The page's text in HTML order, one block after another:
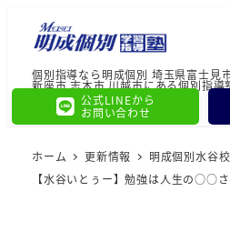
個別指導なら明成個別 埼玉県富士見
新座市,志木市,川越市にある個別指導
公式LINEから
お問い合わせ
ホーム 更新情報 明成個別水谷
【水谷いとぅー】勉強は人生の○○